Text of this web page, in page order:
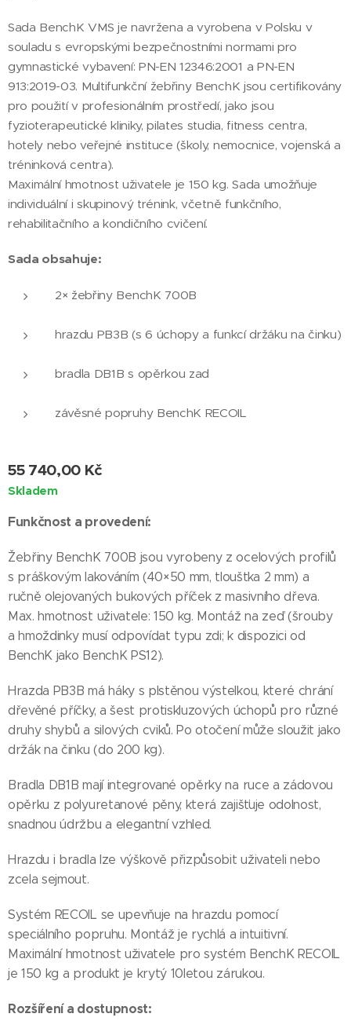
Sada BenchK VMS je navržena a vyrobena v Polsku v
souladu s evropskými bezpečnostními normami pro
gymnastické vybavení: PN-EN 12346:2001 a PN-EN
913:2019-03. Multifunkční žebřiny BenchK jsou certifikovány
pro použití v profesionálním prostředí, jako jsou
fyzioterapeutické kliniky, pilates studia, fitness centra,
hotely nebo veřejné instituce (školy, nemocnice, vojenská a
tréninková centra).
Maximální hmotnost uživatele je 150 kg. Sada umožňuje
individuální i skupinový trénink, včetně funkčního,
rehabilitačního a kondičního cvičení.
Sada obsahuje:
2× žebřiny BenchK 700B
hrazdu PB3B (s 6 úchopy a funkcí držáku na činku)
bradla DB1B s opěrkou zad
závěsné popruhy BenchK RECOIL
55 740,00 Kč
Skladem
Funkčnost a provedení:
Žebřiny BenchK 700B jsou vyrobeny z ocelových profilů
s práškovým lakováním (40×50 mm, tloušťka 2 mm) a
ručně olejovaných bukových příček z masivního dřeva.
Max. hmotnost uživatele: 150 kg. Montáž na zeď (šrouby
a hmoždinky musí odpovídat typu zdi; k dispozici od
BenchK jako BenchK PS12).
Hrazda PB3B má háky s plstěnou výstelkou, které chrání
dřevěné příčky, a šest protiskluzových úchopů pro různé
druhy shybů a silových cviků. Po otočení může sloužit jako
držák na činku (do 200 kg).
Bradla DB1B mají integrované opěrky na ruce a zádovou
opěrku z polyuretanové pěny, která zajišťuje odolnost,
snadnou údržbu a elegantní vzhled.
Hrazdu i bradla lze výškově přizpůsobit uživateli nebo
zcela sejmout.
Systém RECOIL se upevňuje na hrazdu pomocí
speciálního popruhu. Montáž je rychlá a intuitivní.
Maximální hmotnost uživatele pro systém BenchK RECOIL
je 150 kg a produkt je krytý 10letou zárukou.
Rozšíření a dostupnost: